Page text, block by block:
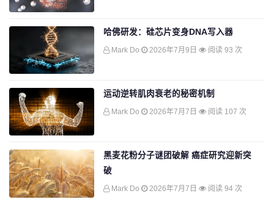
哈佛研发：硅芯片变身DNA写入器
Mark Do 2026年7月9日 阅读 93 次
运动逆转肌肉衰老的秘密机制
Mark Do 2026年7月7日 阅读 107 次
黑麦花粉分子谜团破解 癌症研究迎新突
破
Mark Do 2026年7月7日 阅读 94 次